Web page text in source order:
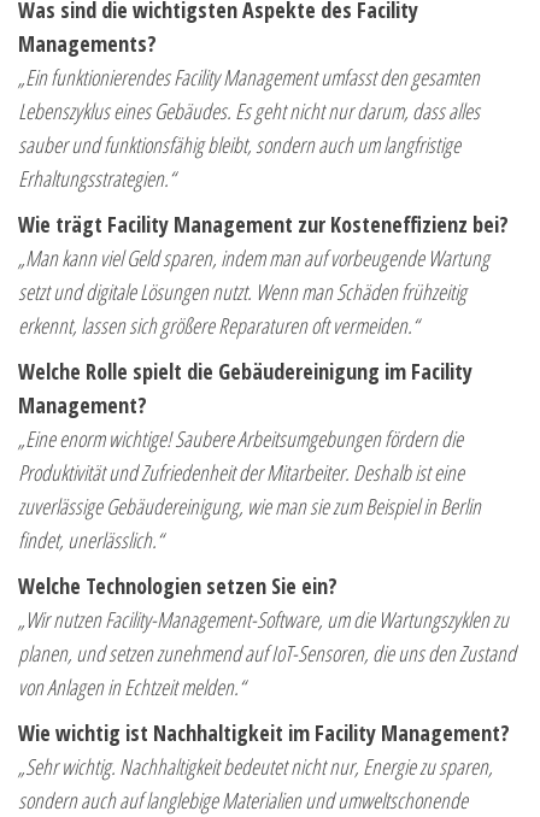
Was sind die wichtigsten Aspekte des Facility
Managements?
„Ein funktionierendes Facility Management umfasst den gesamten
Lebenszyklus eines Gebäudes. Es geht nicht nur darum, dass alles
sauber und funktionsfähig bleibt, sondern auch um langfristige
Erhaltungsstrategien.“
Wie trägt Facility Management zur Kosteneffizienz bei?
„Man kann viel Geld sparen, indem man auf vorbeugende Wartung
setzt und digitale Lösungen nutzt. Wenn man Schäden frühzeitig
erkennt, lassen sich größere Reparaturen oft vermeiden.“
Welche Rolle spielt die Gebäudereinigung im Facility
Management?
„Eine enorm wichtige! Saubere Arbeitsumgebungen fördern die
Produktivität und Zufriedenheit der Mitarbeiter. Deshalb ist eine
zuverlässige Gebäudereinigung, wie man sie zum Beispiel in Berlin
findet, unerlässlich.“
Welche Technologien setzen Sie ein?
„Wir nutzen Facility-Management-Software, um die Wartungszyklen zu
planen, und setzen zunehmend auf IoT-Sensoren, die uns den Zustand
von Anlagen in Echtzeit melden.“
Wie wichtig ist Nachhaltigkeit im Facility Management?
„Sehr wichtig. Nachhaltigkeit bedeutet nicht nur, Energie zu sparen,
sondern auch auf langlebige Materialien und umweltschonende